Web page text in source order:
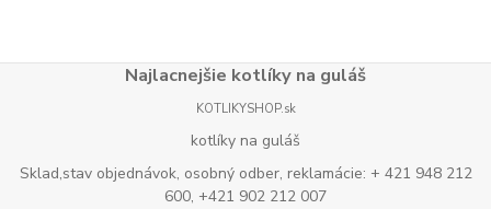
Najlacnejšie kotlíky na guláš
KOTLIKYSHOP.sk
kotlíky na guláš
Sklad,stav objednávok, osobný odber, reklamácie: + 421 948 212
600, +421 902 212 007